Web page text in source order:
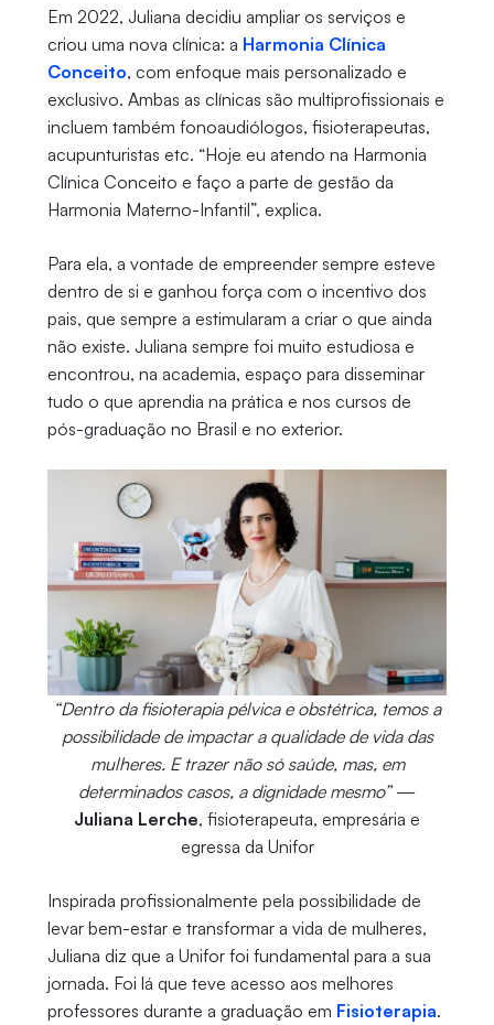
Em 2022, Juliana decidiu ampliar os serviços e
criou uma nova clínica: a Harmonia Clínica
Conceito, com enfoque mais personalizado e
exclusivo. Ambas as clínicas são multiprofissionais e
incluem também fonoaudiólogos, fisioterapeutas,
acupunturistas etc. “Hoje eu atendo na Harmonia
Clínica Conceito e faço a parte de gestão da
Harmonia Materno-Infantil”, explica.
Para ela, a vontade de empreender sempre esteve
dentro de si e ganhou força com o incentivo dos
pais, que sempre a estimularam a criar o que ainda
não existe. Juliana sempre foi muito estudiosa e
encontrou, na academia, espaço para disseminar
tudo o que aprendia na prática e nos cursos de
pós-graduação no Brasil e no exterior.
“Dentro da fisioterapia pélvica e obstétrica, temos a
possibilidade de impactar a qualidade de vida das
mulheres. E trazer não só saúde, mas, em
determinados casos, a dignidade mesmo”—
Juliana Lerche, fisioterapeuta, empresária e
egressa da Unifor
Inspirada profissionalmente pela possibilidade de
levar bem-estar e transformar a vida de mulheres,
Juliana diz que a Unifor foi fundamental para a sua
jornada. Foi lá que teve acesso aos melhores
professores durante a graduação em Fisioterapia.